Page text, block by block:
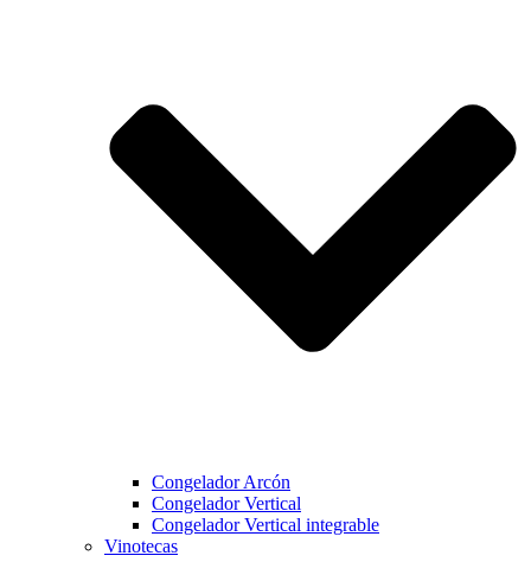
Congelador Arcón
Congelador Vertical
Congelador Vertical integrable
Vinotecas